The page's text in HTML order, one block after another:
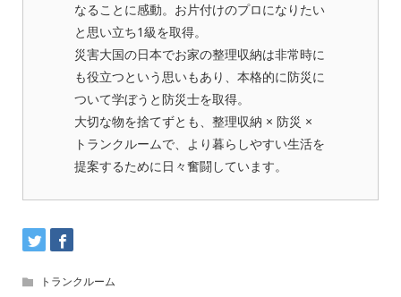
なることに感動。お片付けのプロになりたい
と思い立ち1級を取得。
災害大国の日本でお家の整理収納は非常時に
も役立つという思いもあり、本格的に防災に
ついて学ぼうと防災士を取得。
大切な物を捨てずとも、整理収納 × 防災 ×
トランクルームで、より暮らしやすい生活を
提案するために日々奮闘しています。
トランクルーム